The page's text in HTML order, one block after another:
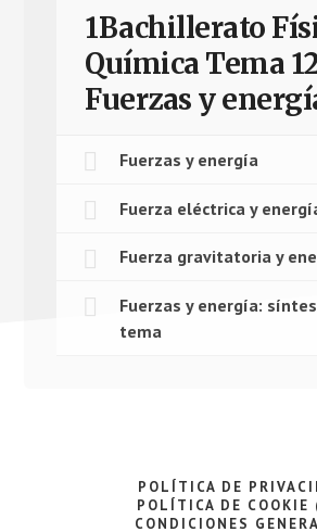
1Bachillerato
Química Tema
Fuerzas y
Fuerzas y energía
Fuerza eléctrica y
Fuerza gravitatoria y
Fuerzas y energía:
tema
POLÍTICA DE
POLÍTICA DE COOKIE
CONDICIONES